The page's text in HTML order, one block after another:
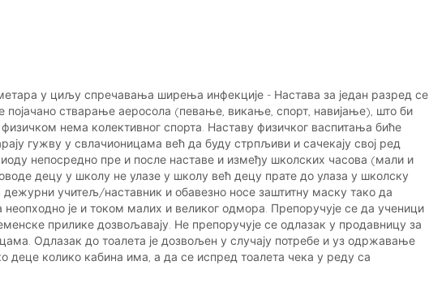
у циљу спречавања ширења инфекције - Настава за један разред се
појачано стварање аеросола (певање, викање, спорт, навијање), што би
нема колективног спорта. Наставу физичког васпитања биће
гужву у свлачионицама већ да буду стрпљиви и сачекају свој ред
непосредно пре и после наставе и између школских часова (мали и
децу у школу не улазе у школу већ децу прате до улаза у школску
учитељ/наставник и обавезно носе заштитну маску тако да
је и током малих и великог одмора. Препоручује се да ученици
прилике дозвољавају. Не препоручује се одлазак у продавницу за
Одлазак до тоалета је дозвољен у случају потребе и уз одржавање
деце колико кабина има, а да се испред тоалета чека у реду са